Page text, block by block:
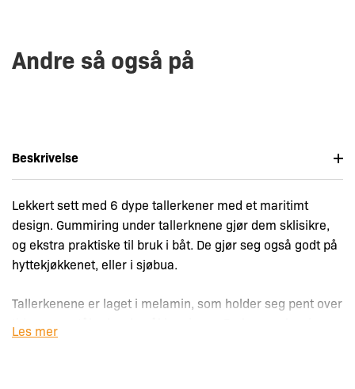
Andre så også på
Beskrivelse
Lekkert sett med 6 dype tallerkener med et maritimt
design. Gummiring under tallerknene gjør dem sklisikre,
og ekstra praktiske til bruk i båt. De gjør seg også godt på
hyttekjøkkenet, eller i sjøbua.
Tallerkenene er laget i melamin, som holder seg pent over
oppvaskmaskin, og kan brukes i mikrobølgeovn i opptil 90
Les mer